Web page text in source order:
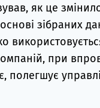
як це
зібраних
при
полегшує